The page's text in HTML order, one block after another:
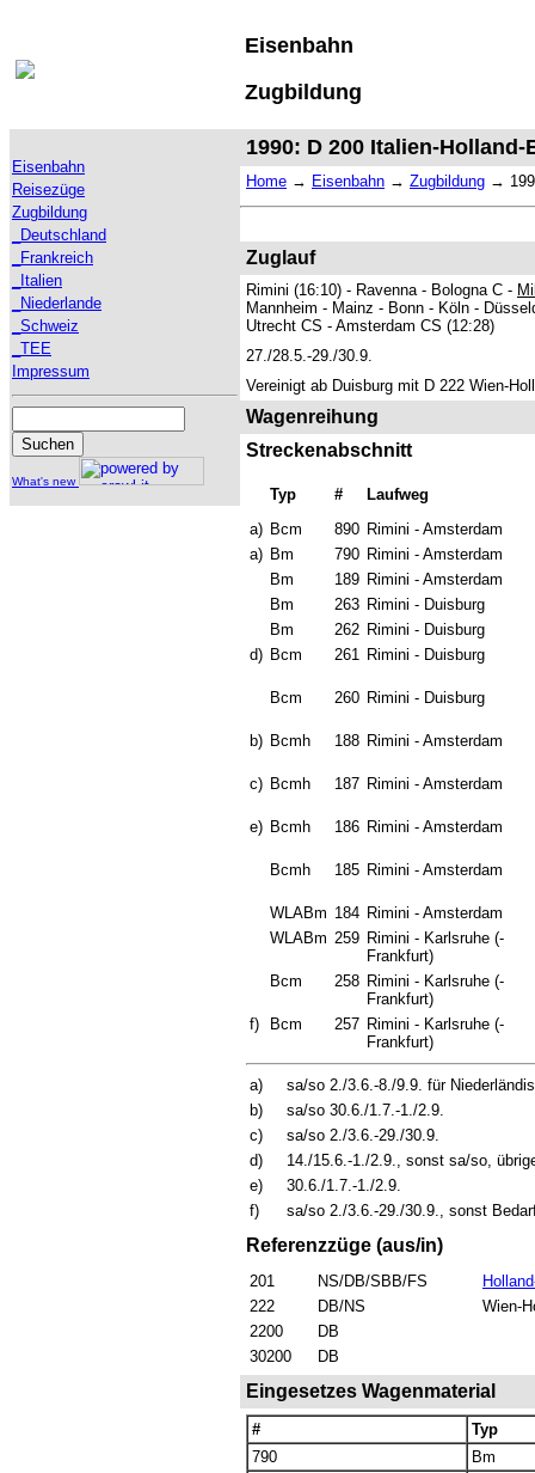
Eisenbahn
Zugbildung
Eisenbahn
Reisezüge
Zugbildung
_Deutschland
_Frankreich
_Italien
_Niederlande
_Schweiz
_TEE
Impressum
What's new
1990: D 200 Italien-
Home → Eisenbahn → Zugbildung →
Zuglauf
Rimini (16:10) - Ravenna - Bologna C -
Mannheim - Mainz - Bonn - Köln -
Utrecht CS - Amsterdam CS (12:28)
27./28.5.-29./30.9.
Vereinigt ab Duisburg mit D 222 Wien-
Wagenreihung
Streckenabschnitt
Typ #
Laufweg
a) Bcm 890 Rimini - Amsterdam
a) Bm 790 Rimini - Amsterdam
Bm
189 Rimini - Amsterdam
Bm
263 Rimini - Duisburg
Bm
262 Rimini - Duisburg
d) Bcm 261 Rimini - Duisburg
Bcm 260 Rimini - Duisburg
b) Bcmh 188 Rimini - Amsterdam
c) Bcmh 187 Rimini - Amsterdam
e) Bcmh 186 Rimini - Amsterdam
Bcmh 185 Rimini - Amsterdam
WLABm 184 Rimini - Amsterdam
WLABm 259 Rimini - Karlsruhe (-
Frankfurt)
Bcm
258 Rimini - Karlsruhe (-
Frankfurt)
f)
Bcm 257 Rimini - Karlsruhe (-
Frankfurt)
a)
sa/so 2./3.6.-8./9.9. für
b)
sa/so 30.6./1.7.-1./2.9.
c)
sa/so 2./3.6.-29./30.9.
d)
14./15.6.-1./2.9., sonst sa/so,
e)
30.6./1.7.-1./2.9.
f)
sa/so 2./3.6.-29./30.9., sonst
Referenzzüge (aus/in)
201 NS/DB/SBB/FS
222
DB/NS
Wien-
2200
DB
30200
DB
Eingesetzes Wagenmaterial
#
Typ
790
Bm